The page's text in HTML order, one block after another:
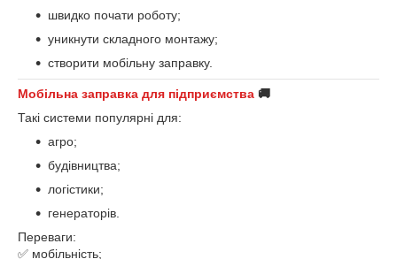
швидко почати роботу;
уникнути складного монтажу;
створити мобільну заправку.
Мобільна заправка для підприємства 🚚
Такі системи популярні для:
агро;
будівництва;
логістики;
генераторів.
Переваги:
✅ мобільність;